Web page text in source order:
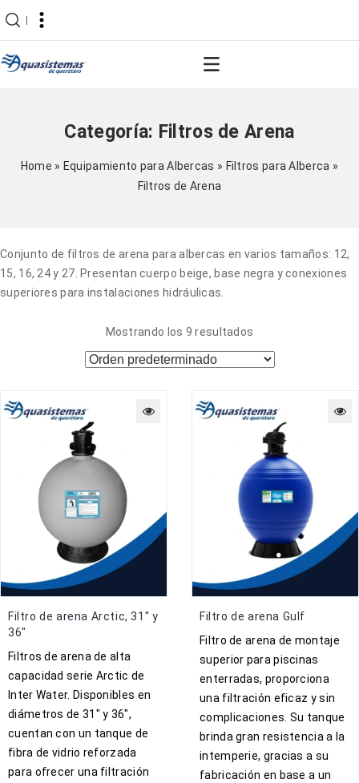
|
Categoría: Filtros de Arena
Home » Equipamiento para Albercas » Filtros para Alberca »
Filtros de Arena
Conjunto de filtros de arena para albercas en varios tamaños: 12,
15, 16, 24 y 27. Presentan cuerpo beige, base negra y conexiones
superiores para instalaciones hidráulicas.
Mostrando los 9 resultados
Filtro de arena Arctic, 31″ y
36″
Filtros de arena de alta
capacidad serie Arctic de
Inter Water. Disponibles en
diámetros de 31″ y 36″,
cuentan con un tanque de
fibra de vidrio reforzada
para ofrecer una filtración
Filtro de arena Gulf
Filtro de arena de montaje
superior para piscinas
enterradas, proporciona
una filtración eficaz y sin
complicaciones. Su tanque
brinda gran resistencia a la
intemperie, gracias a su
fabricación en base a un